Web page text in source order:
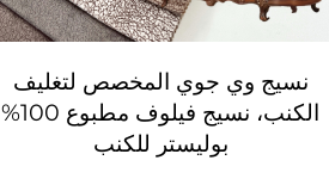
نسيج وي جوي المخصص لتغليف
الكنب، نسيج فيلوف مطبوع 100%
بوليستر للكنب